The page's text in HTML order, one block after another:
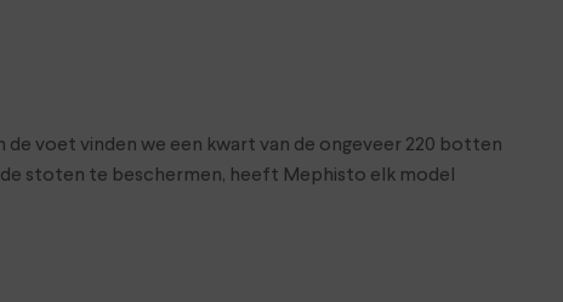
voet vinden we een kwart van de ongeveer 220 botten
stoten te beschermen, heeft Mephisto elk model